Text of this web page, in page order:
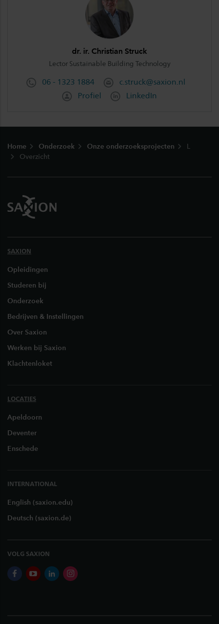
dr. ir. Christian Struck
Lector Sustainable Building Technology
06 - 1323 1884
c.struck@saxion.nl
Profiel
LinkedIn
Home Onderzoek Onze onderzoeksprojecten
L
Overzicht
SAXION
Opleidingen
Studeren bij
Onderzoek
Bedrijven & Instellingen
Over Saxion
Werken bij Saxion
Klachtenloket
LOCATIES
Apeldoorn
Deventer
Enschede
INTERNATIONAL
English (saxion.edu)
Deutsch (saxion.de)
VOLG SAXION
facebookyoutubelinkedininstagram